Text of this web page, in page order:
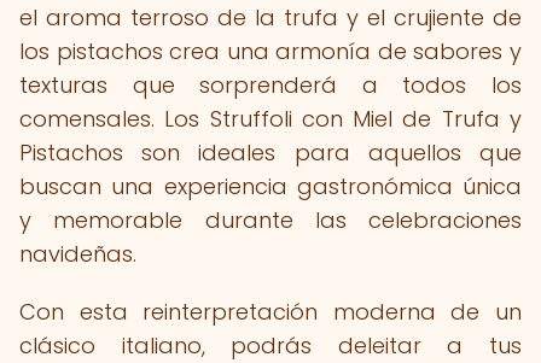
el aroma terroso de la trufa y el crujiente de
los pistachos crea una armonía de sabores y
texturas que sorprenderá a todos los
comensales. Los Struffoli con Miel de Trufa y
Pistachos son ideales para aquellos que
buscan una experiencia gastronómica única
y memorable durante las celebraciones
navideñas.
Con esta reinterpretación moderna de un
clásico italiano, podrás deleitar a tus